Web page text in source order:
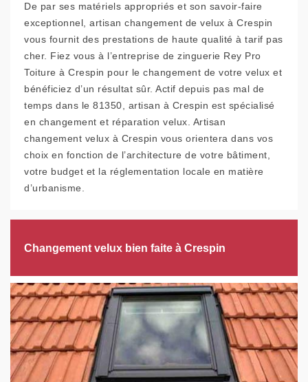
De par ses matériels appropriés et son savoir-faire
exceptionnel, artisan changement de velux à Crespin
vous fournit des prestations de haute qualité à tarif pas
cher. Fiez vous à l’entreprise de zinguerie Rey Pro
Toiture à Crespin pour le changement de votre velux et
bénéficiez d’un résultat sûr. Actif depuis pas mal de
temps dans le 81350, artisan à Crespin est spécialisé
en changement et réparation velux. Artisan
changement velux à Crespin vous orientera dans vos
choix en fonction de l’architecture de votre bâtiment,
votre budget et la réglementation locale en matière
d’urbanisme.
Changement velux bien faite à Crespin